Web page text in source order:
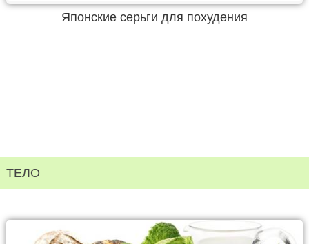
Японские серьги для похудения
ТЕЛО